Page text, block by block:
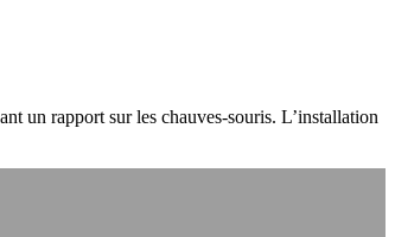
un rapport sur les chauves-souris. L’installation